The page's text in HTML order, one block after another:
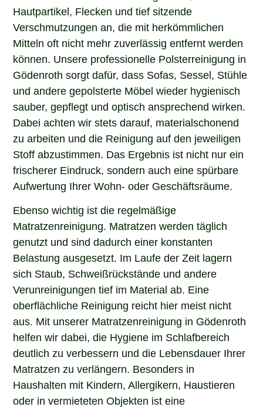
Hautpartikel, Flecken und tief sitzende
Verschmutzungen an, die mit herkömmlichen
Mitteln oft nicht mehr zuverlässig entfernt werden
können. Unsere professionelle Polsterreinigung in
Gödenroth sorgt dafür, dass Sofas, Sessel, Stühle
und andere gepolsterte Möbel wieder hygienisch
sauber, gepflegt und optisch ansprechend wirken.
Dabei achten wir stets darauf, materialschonend
zu arbeiten und die Reinigung auf den jeweiligen
Stoff abzustimmen. Das Ergebnis ist nicht nur ein
frischerer Eindruck, sondern auch eine spürbare
Aufwertung Ihrer Wohn- oder Geschäftsräume.
Ebenso wichtig ist die regelmäßige
Matratzenreinigung. Matratzen werden täglich
genutzt und sind dadurch einer konstanten
Belastung ausgesetzt. Im Laufe der Zeit lagern
sich Staub, Schweißrückstände und andere
Verunreinigungen tief im Material ab. Eine
oberflächliche Reinigung reicht hier meist nicht
aus. Mit unserer Matratzenreinigung in Gödenroth
helfen wir dabei, die Hygiene im Schlafbereich
deutlich zu verbessern und die Lebensdauer Ihrer
Matratzen zu verlängern. Besonders in
Haushalten mit Kindern, Allergikern, Haustieren
oder in vermieteten Objekten ist eine